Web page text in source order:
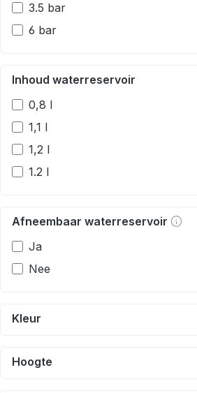
3.5 bar
6 bar
Inhoud waterreservoir
0,8 l
1,1 l
1,2 l
1.2 l
Afneembaar waterreservoir
Ja
Nee
Kleur
Hoogte